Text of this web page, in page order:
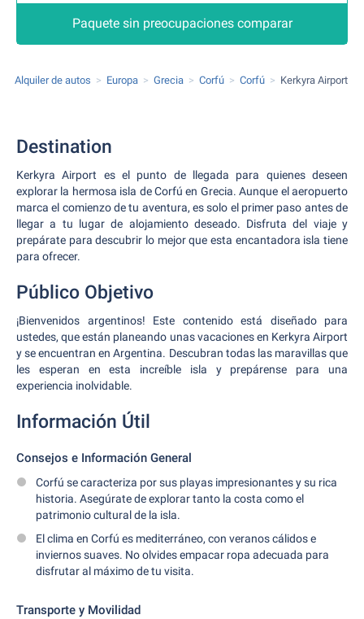
Paquete sin preocupaciones comparar
Alquiler de autos Europa Grecia Corfú Corfú Kerkyra Airport
Destination
Kerkyra Airport es el punto de llegada para quienes deseen
explorar la hermosa isla de Corfú en Grecia. Aunque el aeropuerto
marca el comienzo de tu aventura, es solo el primer paso antes de
llegar a tu lugar de alojamiento deseado. Disfruta del viaje y
prepárate para descubrir lo mejor que esta encantadora isla tiene
para ofrecer.
Público Objetivo
¡Bienvenidos argentinos! Este contenido está diseñado para
ustedes, que están planeando unas vacaciones en Kerkyra Airport
y se encuentran en Argentina. Descubran todas las maravillas que
les esperan en esta increíble isla y prepárense para una
experiencia inolvidable.
Información Útil
Consejos e Información General
Corfú se caracteriza por sus playas impresionantes y su rica
historia. Asegúrate de explorar tanto la costa como el
patrimonio cultural de la isla.
El clima en Corfú es mediterráneo, con veranos cálidos e
inviernos suaves. No olvides empacar ropa adecuada para
disfrutar al máximo de tu visita.
Transporte y Movilidad